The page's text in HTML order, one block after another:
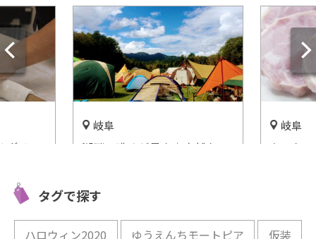
る!?
岐阜
湖畔の眺めが最高♪自然を一
開催中
岐阜
あのお
開催中
タグで探す
ハロウィン2020 ゆうえんちモートピア
仮装